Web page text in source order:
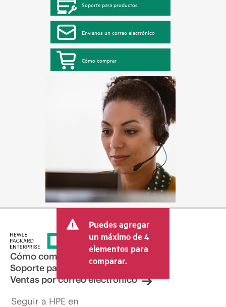
Soporte para productos
Envíanos un correo electrónico
Cómo comprar
Puedes agregar
un máximo de 4
elementos para
comparar.
Cómo comprar
Soporte para productos
Ventas por correo electrónico
Seguir a HPE en